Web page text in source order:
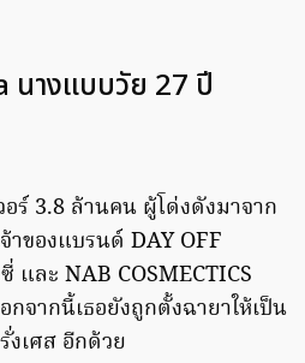
างแบบวัย 27 ปี
อร์ 3.8 ล้านคน ผู้โด่งดังมาจาก
าของแบรนด์ DAY OFF
และ NAB COSMECTICS
จากนี้เธอยังถูกตั้งฉายาให้เป็น
งเศส อีกด้วย